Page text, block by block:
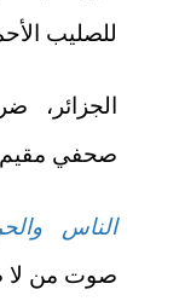
للصليب
الجزائر،
صحفي مقيم
الناس
صوت من لا